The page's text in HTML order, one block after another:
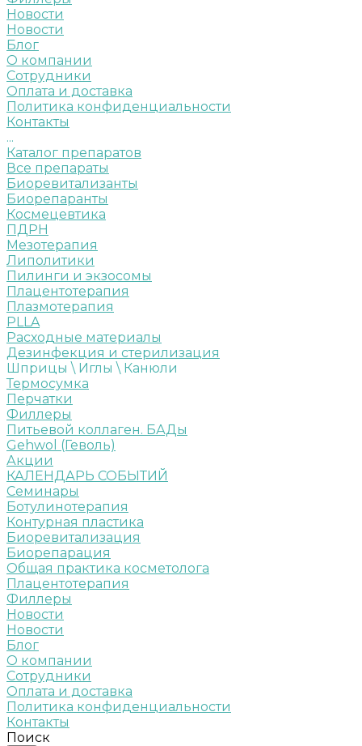
Новости
Новости
Блог
О компании
Сотрудники
Оплата и доставка
Политика конфиденциальности
Контакты
...
Каталог препаратов
Все препараты
Биоревитализанты
Биорепаранты
Космецевтика
ПДРН
Мезотерапия
Липолитики
Пилинги и экзосомы
Плацентотерапия
Плазмотерапия
PLLA
Расходные материалы
Дезинфекция и стерилизация
Шприцы \ Иглы \ Канюли
Термосумка
Перчатки
Филлеры
Питьевой коллаген. БАДы
Gehwol (Геволь)
Акции
КАЛЕНДАРЬ СОБЫТИЙ
Семинары
Ботулинотерапия
Контурная пластика
Биоревитализация
Биорепарация
Общая практика косметолога
Плацентотерапия
Филлеры
Новости
Новости
Блог
О компании
Сотрудники
Оплата и доставка
Политика конфиденциальности
Контакты
Поиск